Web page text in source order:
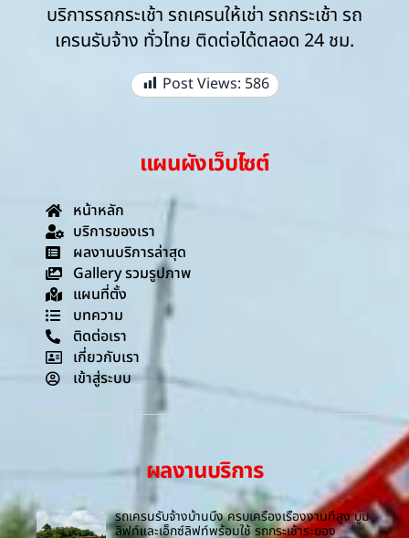
บริการรถกระเช้า รถเครนให้เช่า รถกระเช้า รถ
เครนรับจ้าง ทั่วไทย ติดต่อได้ตลอด 24 ชม.
Post Views: 586
แผนผังเว็บไซต์
หน้าหลัก
บริการของเรา
ผลงานบริการล่าสุด
Gallery รวมรูปภาพ
แผนที่ตั้ง
บทความ
ติดต่อเรา
เกี่ยวกับเรา
เข้าสู่ระบบ
ผลงานบริการ
รถเครนรับจ้างบ้านบึง ครบเครื่องเรื่องงานที่สูง บูม
ลิฟท์และเอ็กซ์ลิฟท์พร้อมใช้ รถกระเช้าระยอง